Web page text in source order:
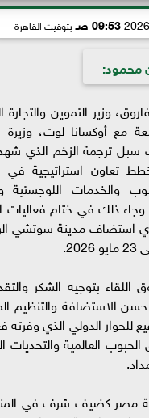
09:53 صـ بتوقيت القاهرة
محمود:
وزير التموين والتجارة
مع أوكسانا لوت، وزيرة
ترجمة الزخم الذي
تعاون استراتيجية في
والخدمات اللوجستية
ذلك في ختام فعاليات
استضاف مدينة سوتشي
بتوجيه الشكر
الاستضافة والتنظيم
للحوار الدولي الذي وفرته
العالمية والتحديات
مصر كضيف شرف في